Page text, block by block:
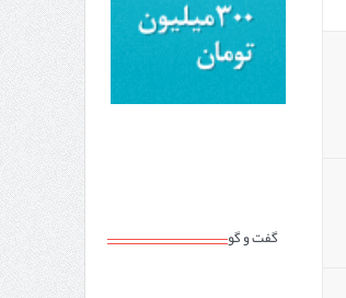
گفت و گو